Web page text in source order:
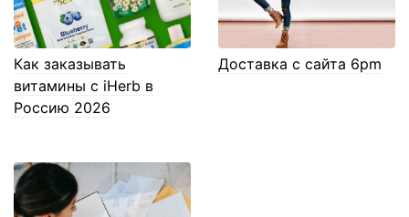
Как заказывать
витамины с iHerb в
Россию 2026
Доставка с сайта 6pm